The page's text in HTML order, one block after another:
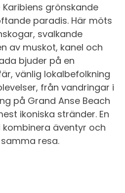
grönskande
paradis. Här möts
svalkande
av muskot, kanel och
bjuder på en
vänlig lokalbefolkning
från vandringar i
på Grand Anse Beach
ikoniska stränder. En
äventyr och
resa.